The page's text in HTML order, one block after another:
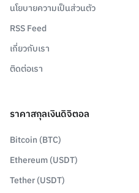
นโยบายความเป็นส่วนตัว
RSS Feed
เกี่ยวกับเรา
ติดต่อเรา
ราคาสกุลเงินดิจิตอล
Bitcoin (BTC)
Ethereum (USDT)
Tether (USDT)